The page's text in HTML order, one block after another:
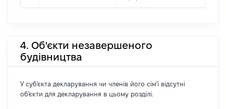
4. Об'єкти незавершеного
будівництва
У суб'єкта декларування чи членів його сім'ї відсутні
об'єкти для декларування в цьому розділі.